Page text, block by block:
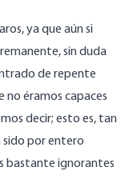
ya que aún si
sin duda
de repente
no éramos capaces
decir; esto es, tan
sido por entero
bastante ignorantes